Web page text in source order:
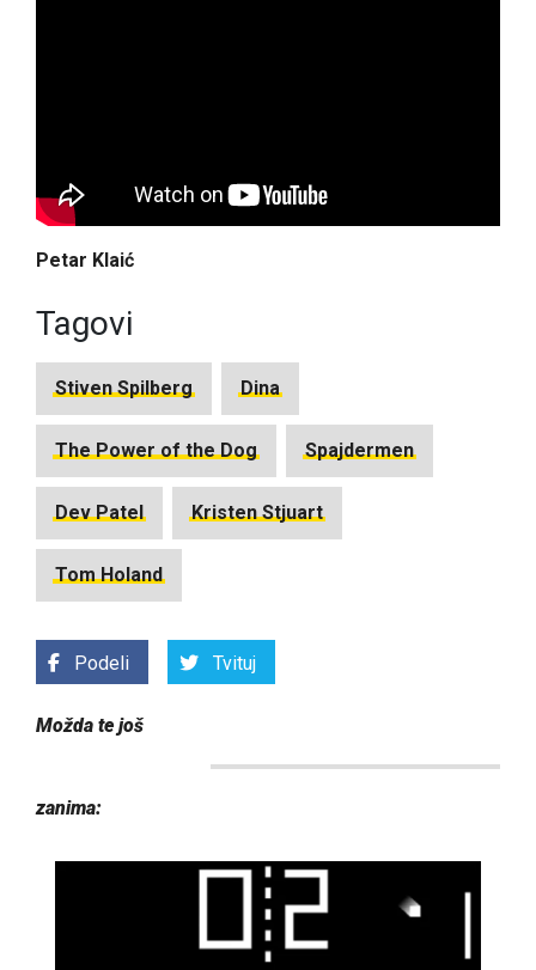
Petar Klaić
Tagovi
Stiven Spilberg Dina
The Power of the Dog Spajdermen
Dev Patel Kristen Stjuart
Tom Holand
Podeli Tvituj
Možda te još
zanima: